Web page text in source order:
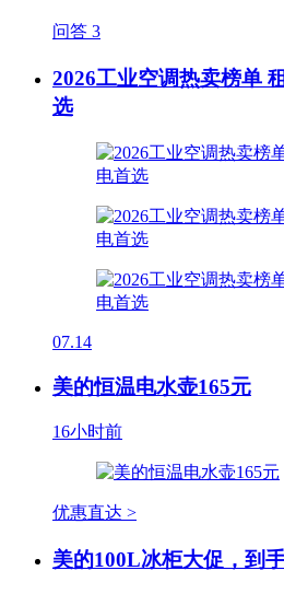
问答 3
2026工业空调热卖榜单
选
07.14
美的恒温电水壶165元
16小时前
优惠直达 >
美的100L冰柜大促，到